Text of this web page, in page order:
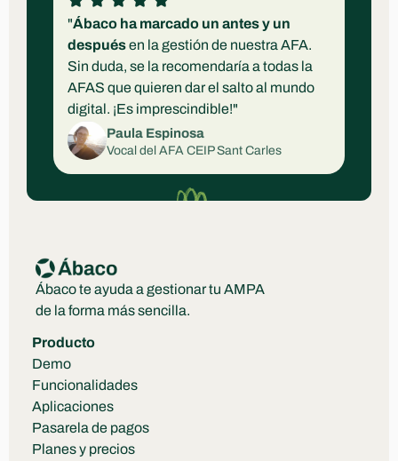
"Ábaco ha marcado un antes y un
después en la gestión de nuestra AFA.
Sin duda, se la recomendaría a todas la
AFAS que quieren dar el salto al mundo
digital. ¡Es imprescindible!"
Paula Espinosa
Vocal del AFA CEIP Sant Carles
Ábaco te ayuda a gestionar tu AMPA
de la forma más sencilla.
Producto
Demo
Funcionalidades
Aplicaciones
Pasarela de pagos
Planes y precios